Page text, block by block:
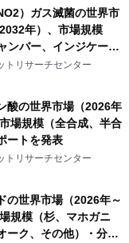
）ガス滅菌の世界市
年）、市場規模
ンバー、インジケータ
リングシステム、その
ートを発表
トリサーチセンター
酸の世界市場（2026年
場規模（全合成、半合
ートを発表
トリサーチセンター
の世界市場（2026年～
規模（杉、マホガニ
ーク、その他）・分析